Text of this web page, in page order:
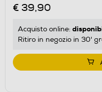
€ 39,90
Acquisto online:
Ritiro in negozio in 30'